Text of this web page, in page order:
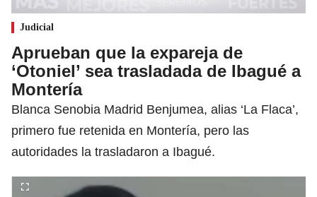
Judicial
Aprueban que la expareja de
‘Otoniel’ sea trasladada de Ibagué a
Montería
Blanca Senobia Madrid Benjumea, alias ‘La Flaca’,
primero fue retenida en Montería, pero las
autoridades la trasladaron a Ibagué.